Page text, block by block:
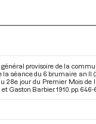
provisoire de la
la séance du 6 brumaire an
28e jour du Premier Mois
Barbier. 1910. pp. 646-